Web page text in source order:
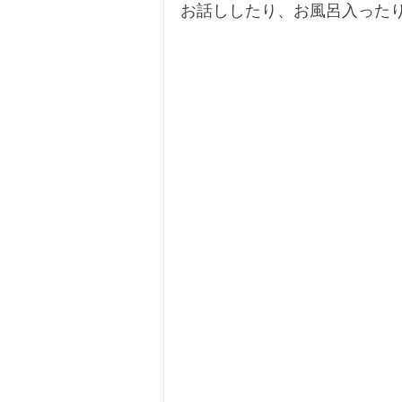
お話ししたり、お風呂入った